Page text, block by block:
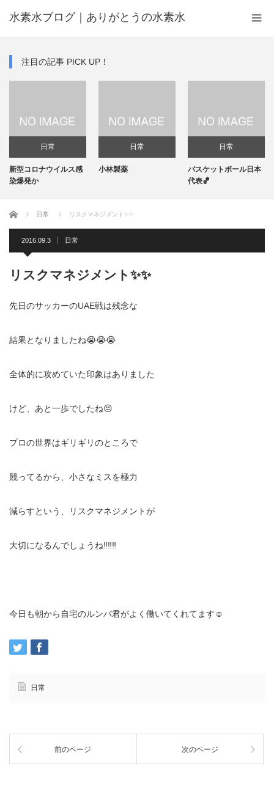
水素水ブログ｜ありがとうの水素水
注目の記事 PICK UP！
日常
型コロナウイルス感
爆発か
日常
小林製薬
日常
バスケットボール日本
代表🏀
ホーム 日常 リスクマネジメント✨✨
2016.09.3 日常
リスクマネジメント✨✨
先日のサッカーのUAE戦は残念な
結果となりましたね😭😭😭
全体的に攻めていた印象はありました
けど、あと一歩でしたね😣
プロの世界はギリギリのところで
競ってるから、小さなミスを極力
減らすという、リスクマネジメントが
大切になるんでしょうね‼️‼️‼️
今日も朝から自宅のルンバ君がよく働いてくれてます☺️
日常
前のページ 次のページ